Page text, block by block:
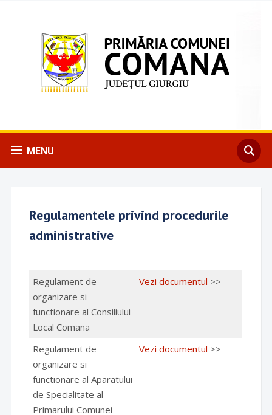
MENU
Regulamentele privind procedurile
administrative
Regulament de
organizare si
functionare al Consiliului
Local Comana
Vezi documentul >>
Regulament de
organizare si
functionare al Aparatului
de Specialitate al
Primarului Comunei
Vezi documentul >>